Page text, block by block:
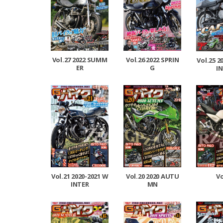
Vol.27 2022 SUMM
ER
Vol.26 2022 SPRIN
G
Vol.25
Vol.21 2020-2021 W
INTER
Vol.20 2020 AUTU
MN